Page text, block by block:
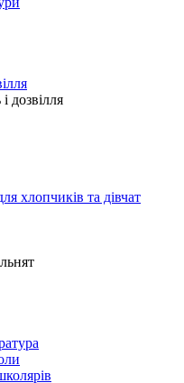
дозвілля
хлопчиків та дівчат